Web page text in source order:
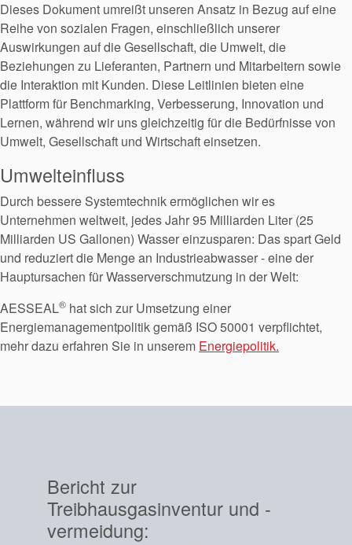
Standards
Neuigkeiten
Nachhaltigkeit
Dieses Dokument umreißt unseren Ansatz in Bezug auf eine
Reihe von sozialen Fragen, einschließlich unserer
Auswirkungen auf die Gesellschaft, die Umwelt, die
Beziehungen zu Lieferanten, Partnern und Mitarbeitern sowie
die Interaktion mit Kunden. Diese Leitlinien bieten eine
Plattform für Benchmarking, Verbesserung, Innovation und
Lernen, während wir uns gleichzeitig für die Bedürfnisse von
Umwelt, Gesellschaft und Wirtschaft einsetzen.
Umwelteinfluss
Durch bessere Systemtechnik ermöglichen wir es
Unternehmen weltweit, jedes Jahr 95 Milliarden Liter (25
Milliarden US Gallonen) Wasser einzusparen: Das spart Geld
und reduziert die Menge an Industrieabwasser - eine der
Hauptursachen für Wasserverschmutzung in der Welt:
AESSEAL® hat sich zur Umsetzung einer
Energiemanagementpolitik gemäß ISO 50001 verpflichtet,
mehr dazu erfahren Sie in unserem Energiepolitik.
Bericht zur
Treibhausgasinventur und -
vermeidung: